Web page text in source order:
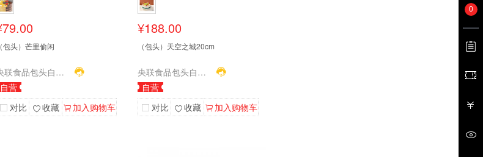
（包头）芒里偷闲
央联食品包头自营店
自营
对比
收藏 加入购物车
¥188.00
（包头）天空之城20cm
央联食品包头自营店
自营
对比
收藏 加入购物车
0